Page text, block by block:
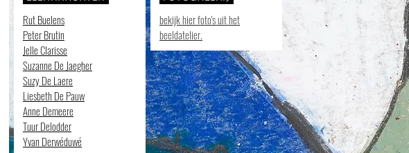
Rut Buelens
Peter Brutin
Jelle Clarisse
Suzanne De Jaegher
Suzy De Laere
Liesbeth De Pauw
Anne Demeere
Tuur Delodder
Yvan Derwéduwé
bekijk hier foto's uit het
beeldatelier.